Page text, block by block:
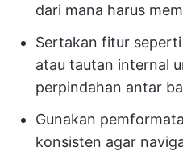
dari mana harus
Sertakan fitur
atau tautan internal
perpindahan antar
Gunakan
konsisten agar